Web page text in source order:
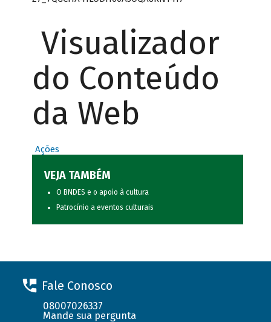
Visualizador
do Conteúdo
da Web
Ações
VEJA TAMBÉM
O BNDES e o apoio à cultura
Patrocínio a eventos culturais
Fale Conosco
08007026337
Mande sua pergunta